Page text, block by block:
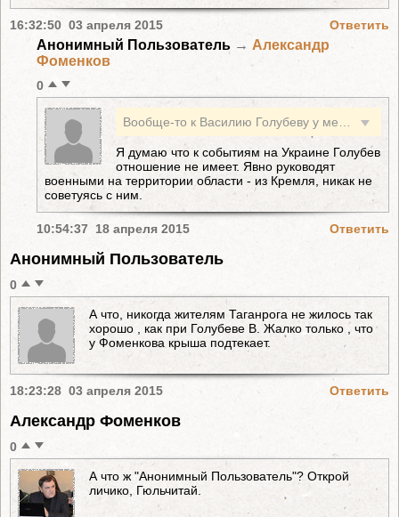
16:32:50 03 апреля 2015 Ответить
Анонимный Пользователь → Александр
Фоменков
0
Вообще-то к Василию Голубеву у меня есть претензии личного характера. Рано или поздно я их ему публично выскажу. А вот голосовать в сентябре (если буду ещё здесь жить) я пойду за него. Более года Ростовская область несёт на себе бремя, связанное со всем тем, что происходило и происходит на Востоке Украины в Новороссии. Как глава приграничной с этими территориями области Василий Юрьевич достойно себя здесь проявил. На сегодняшней день это главный показатель его работы. В другое время я иными критериями о нём бы судил. P.S. А почему бы и не воспользоваться подвернувшейся возможностью (100% этот материал и комментарии к нему Голубеву покажут) и не спросить тут у самого Василия Юрьевича: - А куда делись, скажите мне, пожалуйста, около 50-ти из 57-ти миллионов рублей, выделенных правительством Азербайджана на реконструкцию Самбекского мемориала Славы? И почему это Вы лично способствовали тому, что меня выдавили из проекта Аркадия Дворковича "Прорыв Миус-фронта", после того, как я стал задавать эти вопросы то одним из Ваших и азербайджанских чиновников, то другим; а затем травлю на меня устроили, вплоть до попытки возбудить против меня уголовное дело с целью засадить в тюрьму? Слушайте, я свою честно заработанную пятнашку уже отсидел. Хватит. Не моя очередь...
Я думаю что к событиям на Украине Голубев
отношение не имеет. Явно руководят
военными на территории области - из Кремля, никак не
советуясь с ним.
10:54:37 18 апреля 2015 Ответить
Анонимный Пользователь
0
А что, никогда жителям Таганрога не жилось так
хорошо , как при Голубеве В. Жалко только , что
у Фоменкова крыша подтекает.
18:23:28 03 апреля 2015 Ответить
Александр Фоменков
0
А что ж "Анонимный Пользователь"? Открой
личико, Гюльчитай.